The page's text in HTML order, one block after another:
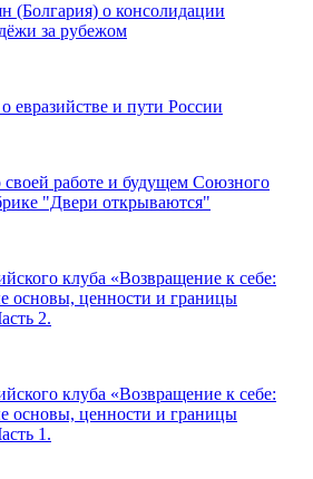
(Болгария) о консолидации
за рубежом
евразийстве и пути России
работе и будущем Союзного
"Двери открываются"
клуба «Возвращение к себе:
основы, ценности и границы
2.
клуба «Возвращение к себе:
основы, ценности и границы
1.